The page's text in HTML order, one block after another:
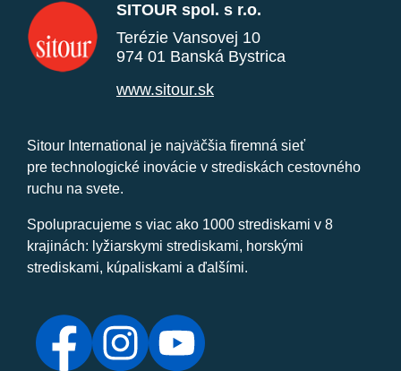
SITOUR spol. s r.o.
Terézie Vansovej 10
974 01 Banská Bystrica
www.sitour.sk
Sitour International je najväčšia firemná sieť
pre technologické inovácie v strediskách cestovného
ruchu na svete.
Spolupracujeme s viac ako 1000 strediskami v 8
krajinách: lyžiarskymi strediskami, horskými
strediskami, kúpaliskami a ďalšími.